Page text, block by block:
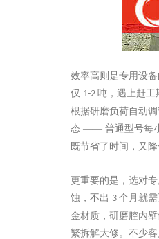
效率高则是专用设
仅 1-2 吨，遇上赶工
根据研磨负荷自动
态 —— 普通型号每
既节省了时间，又
更重要的是，选对
蚀，不出 3 个月就
金材质，研磨腔内
繁拆解大修。不少